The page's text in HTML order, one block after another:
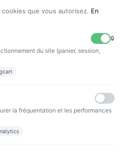
La poste
que vous autorisez. En
🔒
du site (panier, session,
la fréquentation et les performances